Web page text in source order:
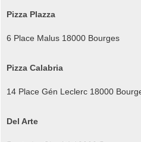
Pizza Plazza
6 Place Malus 18000 Bourges
Pizza Calabria
14 Place Gén Leclerc 18000
Del Arte